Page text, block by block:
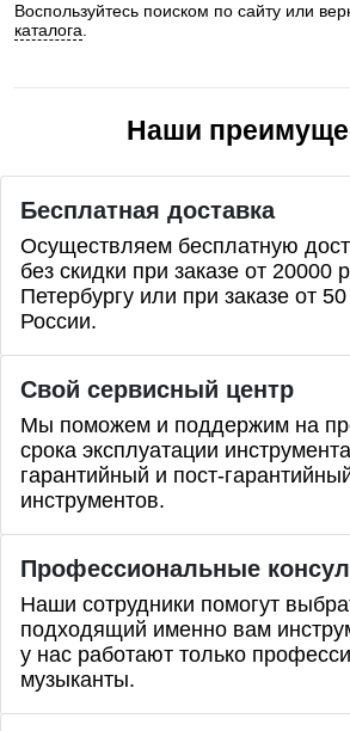
Воспользуйтесь поиском по сайту или
каталога.
Наши
Бесплатная доставка
Осуществляем бесплатную
без скидки при заказе от 20000
Петербургу или при заказе от
России.
Свой сервисный центр
Мы поможем и поддержим на
срока эксплуатации
гарантийный и пост-
инструментов.
Профессиональные
Наши сотрудники помогут
подходящий именно вам
у нас работают только
музыканты.